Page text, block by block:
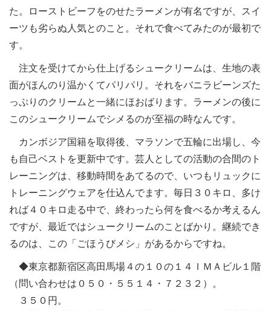
た。ローストビーフをのせたラーメンが有名ですが、スイ
ーツも劣らぬ人気とのこと。それで食べてみたのが最初で
す。
注文を受けてから仕上げるシュークリームは、生地の表
面がほんのり温かくてパリパリ。それをバニラビーンズた
っぷりのクリームと一緒にほおばります。ラーメンの後に
このシュークリームでシメるのが至福の時なんです。
カンボジア国籍を取得後、マラソンで五輪に出場し、今
も自己ベストを更新中です。芸人としての活動の合間のト
レーニングは、移動時間をあてるので、いつもリュックに
トレーニングウェアを仕込んでます。毎日３０キロ、多け
れば４０キロ走る中で、終わったら何を食べるか考えるん
ですが、最近ではシュークリームのことばかり。継続でき
るのは、この「ごほうびメシ」があるからですね。
◆東京都新宿区高田馬場４の１０の１４ＩＭＡビル１階
（問い合わせは０５０・５５１４・７２３２）。
３５０円。